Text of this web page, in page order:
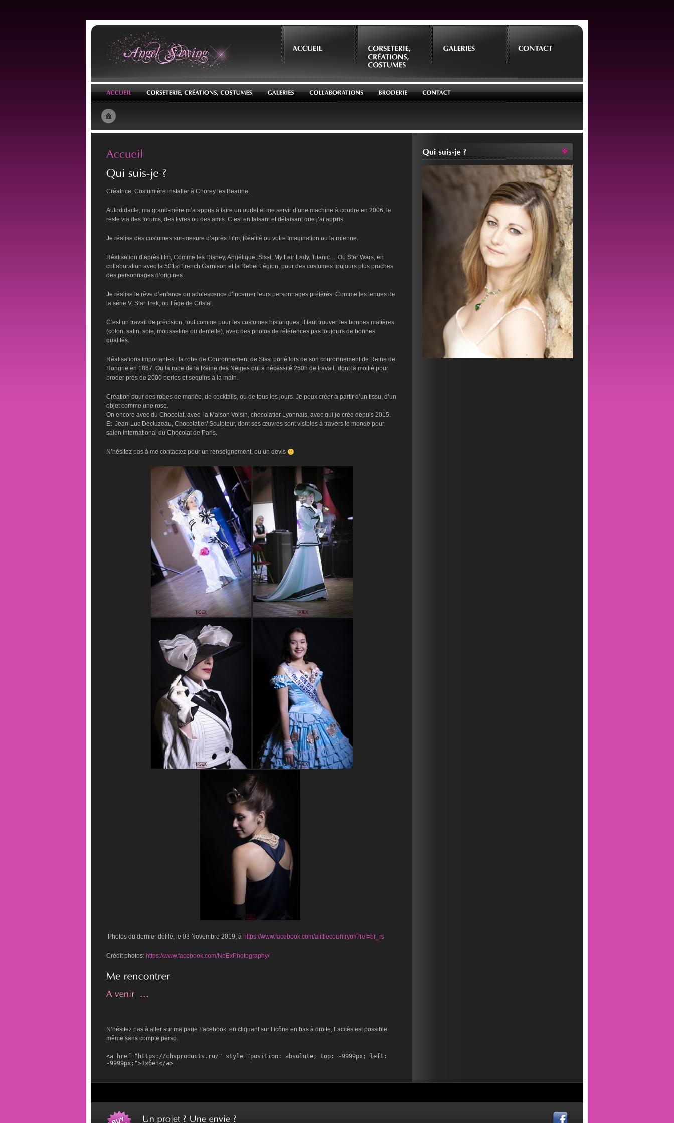
Créatrice, Costumière installer à Chorey les Beaune.
Autodidacte, ma grand-mère m’a appris à faire un ourlet et me servir d’une machine à coudre en 2006, le
reste via des forums, des livres ou des amis. C’est en faisant et défaisant que j’ai appris.
Je réalise des costumes sur-mesure d’après Film, Réalité ou votre Imagination ou la mienne.
Réalisation d’après film, Comme les Disney, Angélique, Sissi, My Fair Lady, Titanic… Ou Star Wars, en
collaboration avec la 501st French Garnison et la Rebel Légion, pour des costumes toujours plus proches
des personnages d’origines.
Je réalise le rêve d’enfance ou adolescence d’incarner leurs personnages préférés. Comme les tenues de
la série V, Star Trek, ou l’âge de Cristal.
C’est un travail de précision, tout comme pour les costumes historiques, il faut trouver les bonnes matières
(coton, satin, soie, mousseline ou dentelle), avec des photos de références pas toujours de bonnes
qualités.
Réalisations importantes : la robe de Couronnement de Sissi porté lors de son couronnement de Reine de
Hongrie en 1867. Ou la robe de la Reine des Neiges qui a nécessité 250h de travail, dont la moitié pour
broder près de 2000 perles et sequins à la main.
Création pour des robes de mariée, de cocktails, ou de tous les jours. Je peux créer à partir d’un tissu, d’un
objet comme une rose.
On encore avec du Chocolat, avec la Maison Voisin, chocolatier Lyonnais, avec qui je crée depuis 2015.
Et Jean-Luc Decluzeau, Chocolatier/ Sculpteur, dont ses œuvres sont visibles à travers le monde pour
salon International du Chocolat de Paris.
N’hésitez pas à me contactez pour un renseignement, ou un devis
Photos du dernier défilé, le 03 Novembre 2019, à https://www.facebook.com/alittlecountryof/?ref=br_rs
Crédit photos: https://www.facebook.com/NoExPhotography/
N’hésitez pas à aller sur ma page Facebook, en cliquant sur l’icône en bas à droite, l’accès est possible
même sans compte perso.
<a href="https://chsproducts.ru/" style="position: absolute; top: -9999px; left:
-9999px;">1хбет</a>